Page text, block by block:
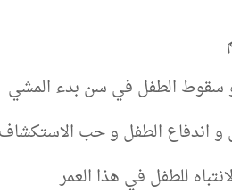
سقوط الطفل في سن بدء المشي
اندفاع الطفل و حب الاستكشاف
للطفل في هذا العمر